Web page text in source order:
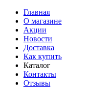
Главная
О магазине
Акции
Новости
Доставка
Как купить
Каталог
Контакты
Отзывы